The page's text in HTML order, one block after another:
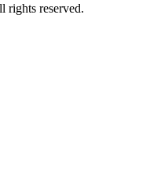
rights reserved.